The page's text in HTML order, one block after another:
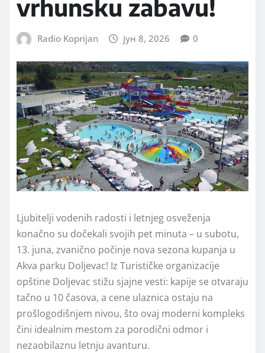
vrhunsku zabavu!
Radio Koprijan јун 8, 2026 0
Ljubitelji vodenih radosti i letnjeg osveženja
konačno su dočekali svojih pet minuta – u subotu,
13. juna, zvanično počinje nova sezona kupanja u
Akva parku Doljevac! Iz Turističke organizacije
opštine Doljevac stižu sjajne vesti: kapije se otvaraju
tačno u 10 časova, a cene ulaznica ostaju na
prošlogodišnjem nivou, što ovaj moderni kompleks
čini idealnim mestom za porodični odmor i
nezaobilaznu letnju avanturu.